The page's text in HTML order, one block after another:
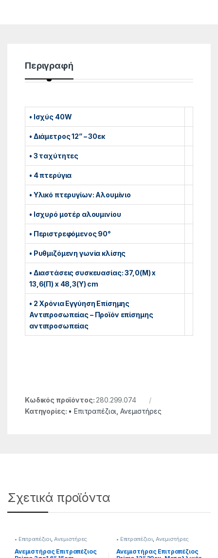
Περιγραφή
• Ισχύς 40W
• Διάμετρος 12” – 30εκ
• 3 ταχύτητες
• 4 πτερύγια
• Υλικό πτερυγίων: Αλουμίνιο
• Ισχυρό μοτέρ αλουμινίου
• Περιστρεφόμενος 90°
• Ρυθμιζόμενη γωνία κλίσης
• Διαστάσεις συσκευασίας: 37,0(Μ) x
13,6(Π) x 48,3(Υ) cm
• 2 Χρόνια Εγγύηση Επίσημης
Αντιπροσωπείας – Προϊόν επίσημης
αντιπροσωπείας
Κωδικός προϊόντος:280.299.074
Κατηγορίες: • Επιτραπέζιοι,Ανεμιστήρες
Σχετικά προϊόντα
• Επιτραπέζιοι, Ανεμιστήρες
Ανεμιστήρας Επιτραπέζιος
• Επιτραπέζιοι, Ανεμιστήρες
Ανεμιστήρας Επιτραπέζιος